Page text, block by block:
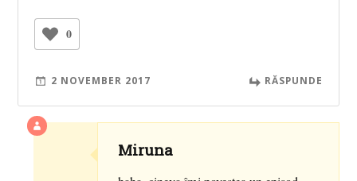
0
2 NOVEMBER 2017 RĂSPUNDE
Miruna